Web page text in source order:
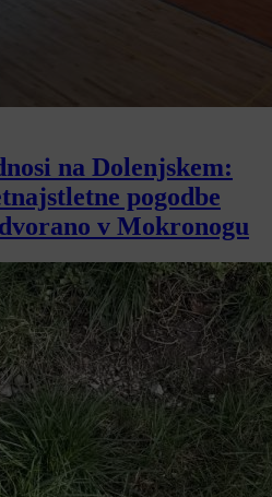
na Dolenjskem:
pogodbe
v Mokronogu